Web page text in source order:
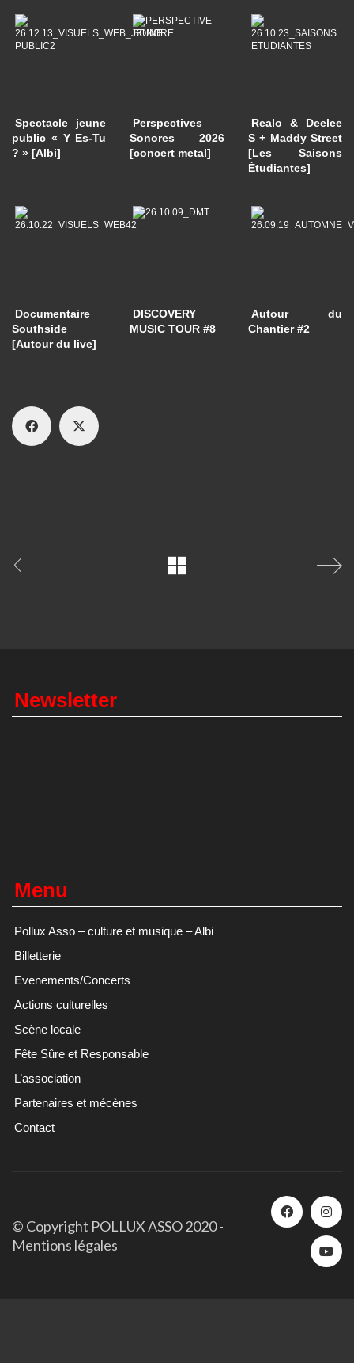
Spectacle jeune
public « Y Es-Tu
? » [Albi]
Perspectives
Sonores 2026
[concert metal]
Realo & Deelee
S + Maddy Street
[Les Saisons
Étudiantes]
Documentaire
Southside
[Autour du live]
DISCOVERY
MUSIC TOUR #8
Autour du
Chantier #2
Newsletter
Menu
Pollux Asso – culture et musique – Albi
Billetterie
Evenements/Concerts
Actions culturelles
Scène locale
Fête Sûre et Responsable
L’association
Partenaires et mécènes
Contact
© Copyright POLLUX ASSO 2020 -
Mentions légales